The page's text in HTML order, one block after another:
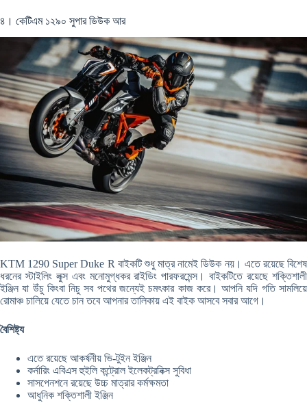
৪। কেটিএম ১২৯০ সুপার ডিউক আর
KTM 1290 Super Duke R বাইকটি শুধু মাত্র নামেই ডিউক নয়। এতে রয়েছে বিশেষ
ধরনের স্টাইলিং লুক্স এবং মনোমুগ্ধকর রাইডিং পারফরমেন্স। বাইকটিতে রয়েছে শক্তিশালী
ইঞ্জিন যা উঁচু কিংবা নিচু সব পথের জন্যেই চমৎকার কাজ করে। আপনি যদি গতি সামলিয়ে
রোমাঞ্চ চালিয়ে যেতে চান তবে আপনার তালিকায় এই বাইক আসবে সবার আগে।
বৈশিষ্ট্য
এতে রয়েছে আকর্ষনীয় ভি-টুইন ইঞ্জিন
কর্নারিং এবিএস হুইলি কন্ট্রোল ইলেকট্রনিক্স সুবিধা
সাসপেনশনে রয়েছে উচ্চ মাত্রার কর্মক্ষমতা
আধুনিক শক্তিশালী ইঞ্জিন